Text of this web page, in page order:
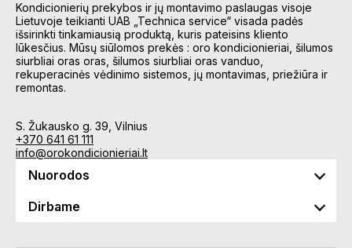
Kondicionierių prekybos ir jų montavimo paslaugas visoje
Lietuvoje teikianti UAB „Technica service“ visada padės
išsirinkti tinkamiausią produktą, kuris pateisins kliento
lūkesčius. Mūsų siūlomos prekės : oro kondicionieriai, šilumos
siurbliai oras oras, šilumos siurbliai oras vanduo,
rekuperacinės vėdinimo sistemos, jų montavimas, priežiūra ir
remontas.
S. Žukausko g. 39, Vilnius
+370 641 61 111
info@orokondicionieriai.lt
Nuorodos
Dirbame